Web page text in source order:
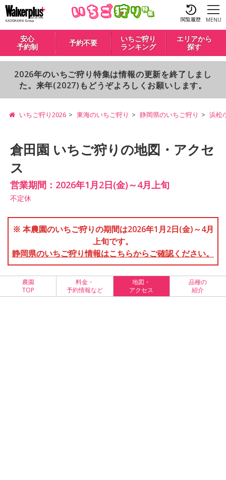
閲覧履歴 MENU
安心
予約制
予約不要
いちご狩り
ランキング
エリアから
探す
2026年のいちご狩り特集は情報の更新を終了しまし
た。来年(2027)もどうぞよろしくお願いします。
いちご狩り2026 東海のいちご狩り 静岡県のいちご狩り 浜松
倉田園 いちご狩りの地図・アクセ
ス
営業期間：2026年1月2日(金)～4月上旬
不定休
※ 本農園のいちご狩りの期間は2026年1月2日(金)～4月
上旬です。
静岡県のいちご狩り情報はこちらからご確認ください。
農園
TOP
料金・
予約情報など
地図・
アクセス
品種の
紹介